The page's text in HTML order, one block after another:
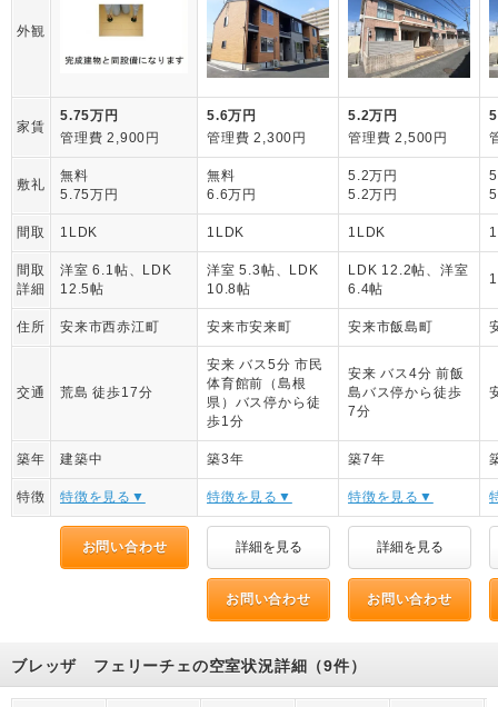
外観
家賃
5.75万円
管理費 2,900円
5.6万円
管理費 2,300円
5.2万円
管理費 2,500円
敷礼
無料
5.75万円
無料
6.6万円
5.2万円
5.2万円
間取 1LDK 1LDK 1LDK
間取
詳細
洋室 6.1帖、LDK
12.5帖
洋室 5.3帖、LDK
10.8帖
LDK 12.2帖、洋室
6.4帖
住所 安来市西赤江町 安来市安来町 安来市飯島町
交通 荒島 徒歩17分
安来 バス5分 市民
体育館前（島根
県）バス停から徒
歩1分
安来 バス4分 前飯
島バス停から徒歩
7分
築年 建築中 築3年 築7年
特徴 特徴を見る▼ 特徴を見る▼ 特徴を見る▼
お問い合わせ 詳細を見る 詳細を見る
お問い合わせ お問い合わせ
ブレッザ フェリーチェの空室状況詳細（9件）